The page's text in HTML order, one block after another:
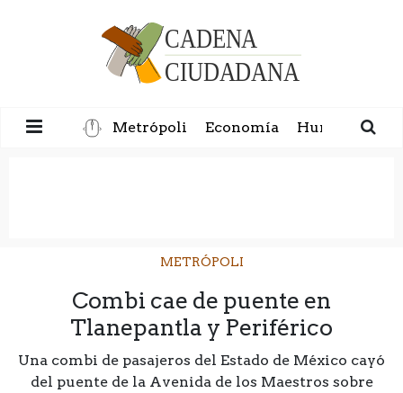
Metrópoli Economía Humanidad
METRÓPOLI
Combi cae de puente en
Tlanepantla y Periférico
Una combi de pasajeros del Estado de México cayó
del puente de la Avenida de los Maestros sobre